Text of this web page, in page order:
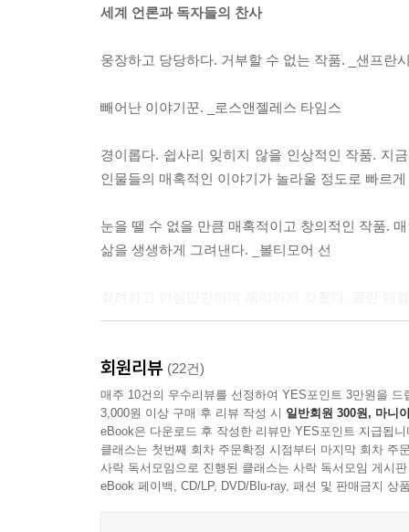
지. 그리고 그애는 마침내 위대한 인물이 되었을
요구가 많은 애인이야.” --- p.458
2권
--- p.51
그는 자신이 나아갈 곳을 알았다. 그는 가장 높은
이 부당한 오해를 받고 있음을 알면서 정상에 오
사람들은 술라 안에 사자와 여우가 있다고 수군덕
다. --- p.274
세계 언론과 독자들의 찬사
웅장하고 당당하다. 거부할 수 없는 작품. _샌프란
빼어난 이야기꾼. _로스앤젤레스 타임스
경이롭다. 쉽사리 잊히지 않을 인상적인 작품. 지
인물들의 매혹적인 이야기가 놀라울 정도로 빠르
눈을 뗄 수 없을 만큼 매혹적이고 창의적인 작품.
삶을 생생하게 그려낸다. _볼티모어 선
최고인 역사와 픽션의 결합물이다. 로마 공화정 몰
무조건 사서 읽어보시라. 심지어 고전 작품을 공
아마존 독자
회원리뷰 (22건)
매주 10건의 우수리뷰를 선정하여 YES포인트 3만원을 드
3,000원 이상 구매 후 리뷰 작성 시 일반회원 300원, 마니
eBook은 다운로드 후 작성한 리뷰만 YES포인트 지급됩니
클래스는 첫번째 회차 주문확정 시점부터 마지막 회차 주
사락 독서모임으로 진행된 클래스는 사락 독서모임 게시
eBook 페이백, CD/LP, DVD/Blu-ray, 패션 및 판매금지 상